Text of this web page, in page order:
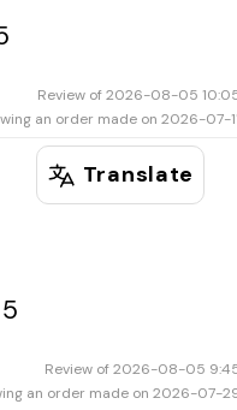
5
Review of 2026-08-05
an order made on 2026-07-
Translate
Review of 2026-08-05
an order made on 2026-07-